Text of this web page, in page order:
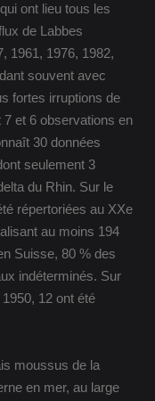
ont lieu tous les
de Labbes
1961, 1976, 1982,
souvent avec
fortes irruptions de
et 6 observations en
30 données
seulement 3
du Rhin. Sur le
répertoriées au XXe
au moins 194
Suisse, 80 % des
indéterminés. Sur
12 ont été
moussus de la
en mer, au large